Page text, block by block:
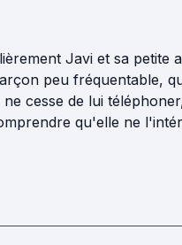
Javi et sa petite
peu fréquentable,
cesse de lui
qu'elle ne